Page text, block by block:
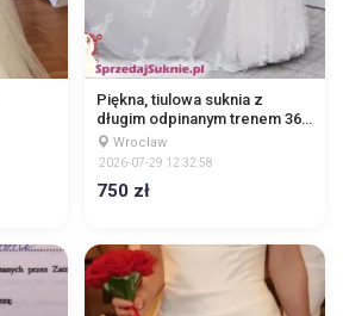
Piękna, tiulowa suknia z
długim odpinanym trenem 36
S Wrocław
2026-07-29 12:32:58
750 zł